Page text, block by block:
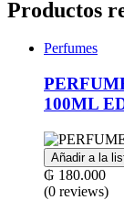
Productos
Perfumes
100ML
Añadir a la
₲ 180.000
(0 reviews)